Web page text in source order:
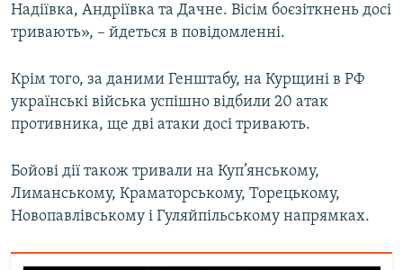
Надіївка, Андріївка та Дачне. Вісім боєзіткнень досі
тривають», – йдеться в повідомленні.
Крім того, за даними Генштабу, на Курщині в РФ
українські війська успішно відбили 20 атак
противника, ще дві атаки досі тривають.
Бойові дії також тривали на Куп’янському,
Лиманському, Краматорському, Торецькому,
Новопавлівському і Гуляйпільському напрямках.